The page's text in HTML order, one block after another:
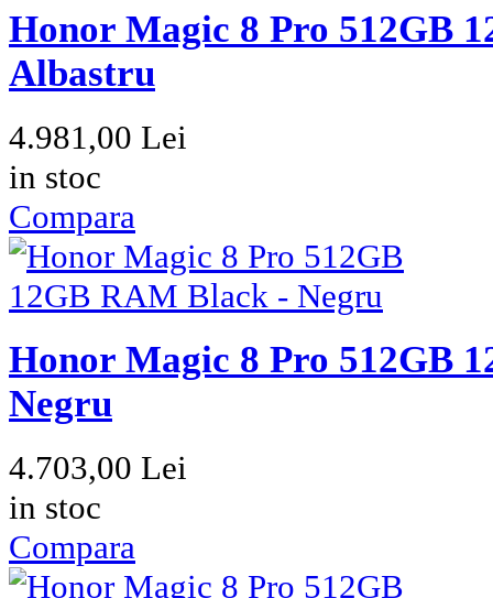
Honor Magic 8 Pro 512GB
Albastru
4.981,00 Lei
in stoc
Compara
Honor Magic 8 Pro 512GB
Negru
4.703,00 Lei
in stoc
Compara